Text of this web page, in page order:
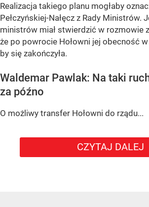
Realizacja takiego planu mogłaby
Pełczyńskiej-Nałęcz z Rady Ministrów.
ministrów miał stwierdzić w rozmowie
że po powrocie Hołowni jej obecność
by się zakończyła.
Waldemar Pawlak: Na taki
za późno
O możliwy transfer Hołowni do rządu...
CZYTAJ DALEJ